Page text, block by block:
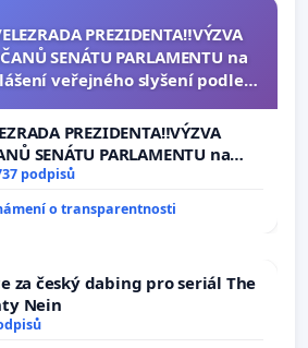
PREZIDENTA‼️VÝZVA
SENÁTU PARLAMENTU na
veřejného slyšení podle §
usnesení k podání ústavní
na prezidenta republiky
PREZIDENTA‼️VÝZVA
SENÁTU PARLAMENTU na
veřejného slyšení podle §
usnesení k podání ústavní
podpisů
o transparentnosti
za český dabing pro seriál The
Nein